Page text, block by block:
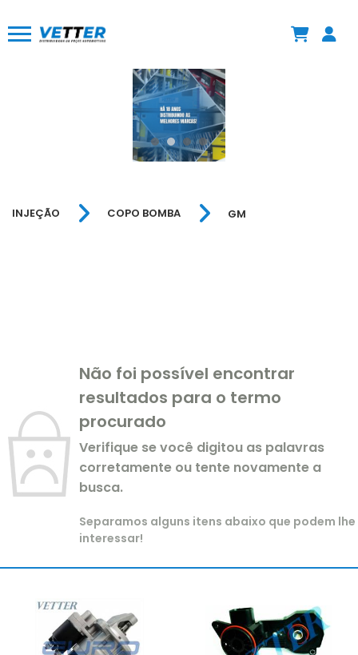
INJEÇÃO COPO BOMBA GM
Não foi possível encontrar
resultados para o termo
procurado
Verifique se você digitou as palavras
corretamente ou tente novamente a
busca.
Separamos alguns itens abaixo que podem lhe
interessar!